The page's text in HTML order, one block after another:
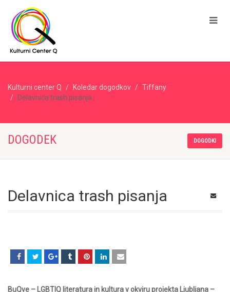
Kulturni center Q Koledar dogodkov
Tiffany
Delavnica trash pisanja
DOGODEK DOGODKI
Delavnica trash pisanja
BuQve – LGBTIQ literatura in kultura v okviru projekta Ljubljana –